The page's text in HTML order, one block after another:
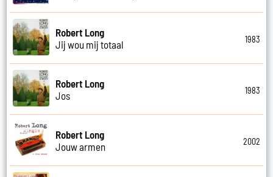
Robert Long
Jij wou mij totaal
1983
Robert Long
Jos
1983
Robert Long
Jouw armen
2002